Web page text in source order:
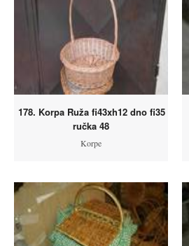
178. Korpa Ruža fi43xh12 dno fi35
ručka 48
Korpe